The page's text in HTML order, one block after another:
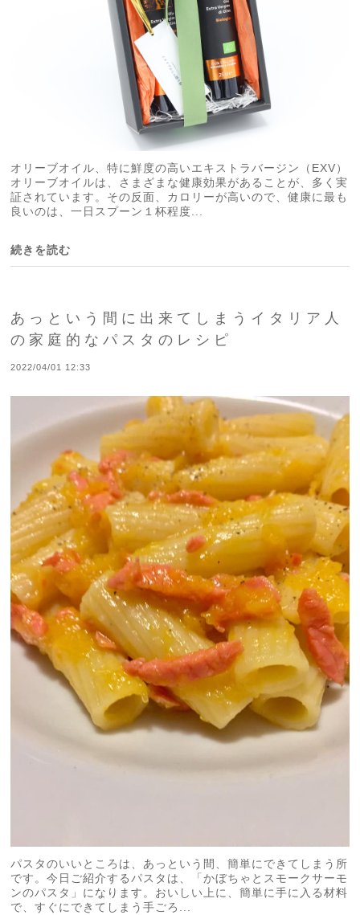
オリーブオイル、特に鮮度の高いエキストラバージン（EXV）
オリーブオイルは、さまざまな健康効果があることが、多く実
証されています。その反面、カロリーが高いので、健康に最も
良いのは、一日スプーン１杯程度...
続きを読む
あっという間に出来てしまうイタリア人
の家庭的なパスタのレシピ
2022/04/01 12:33
パスタのいいところは、あっという間、簡単にできてしまう所
です。今日ご紹介するパスタは、「かぼちゃとスモークサーモ
ンのパスタ」になります。おいしい上に、簡単に手に入る材料
で、すぐにできてしまう手ごろ...